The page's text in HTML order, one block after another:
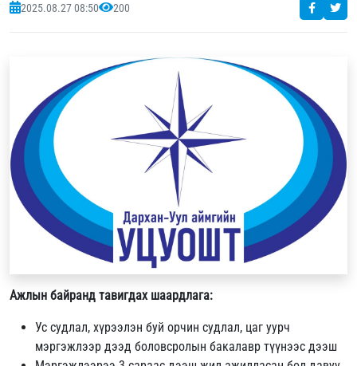
2025.08.27 08:50 200
Ажлын байранд тавигдах шаардлага:
Ус судлал, хүрээлэн буй орчин судлал, цаг уурч
мэргэжлээр дээд боловсролын бакалавр түүнээс дээш